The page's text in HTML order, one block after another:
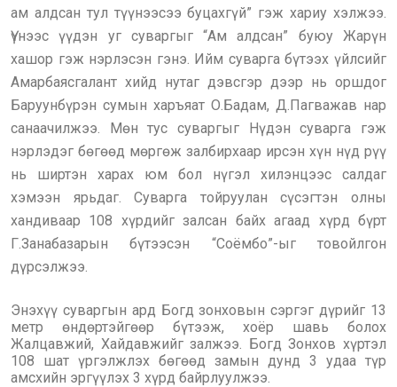
ам алдсан тул түүнээсээ буцахгүй” гэж хариу хэлжээ.
Үүнээс үүдэн уг суваргыг “Ам алдсан” буюу Жарүн
хашор гэж нэрлэсэн гэнэ. Ийм суварга бүтээх үйлсийг
Амарбаясгалант хийд нутаг дэвсгэр дээр нь оршдог
Баруунбүрэн сумын харъяат О.Бадам, Д.Пагважав нар
санаачилжээ. Мөн тус суваргыг Нүдэн суварга гэж
нэрлэдэг бөгөөд мөргөж залбирхаар ирсэн хүн нүд рүү
нь ширтэн харах юм бол нүгэл хилэнцээс салдаг
хэмээн ярьдаг. Суварга тойруулан сүсэгтэн олны
хандиваар 108 хүрдийг залсан байх агаад хүрд бүрт
Г.Занабазарын бүтээсэн “Соёмбо”-ыг товойлгон
дүрсэлжээ.
Энэхүү суваргын ард Богд зонховын сэргэг дүрийг 13
метр өндөртэйгөөр бүтээж, хоёр шавь болох
Жалцавжий, Хайдавжийг залжээ. Богд Зонхов хүртэл
108 шат үргэлжлэх бөгөөд замын дунд 3 удаа түр
амсхийн эргүүлэх 3 хүрд байрлуулжээ.